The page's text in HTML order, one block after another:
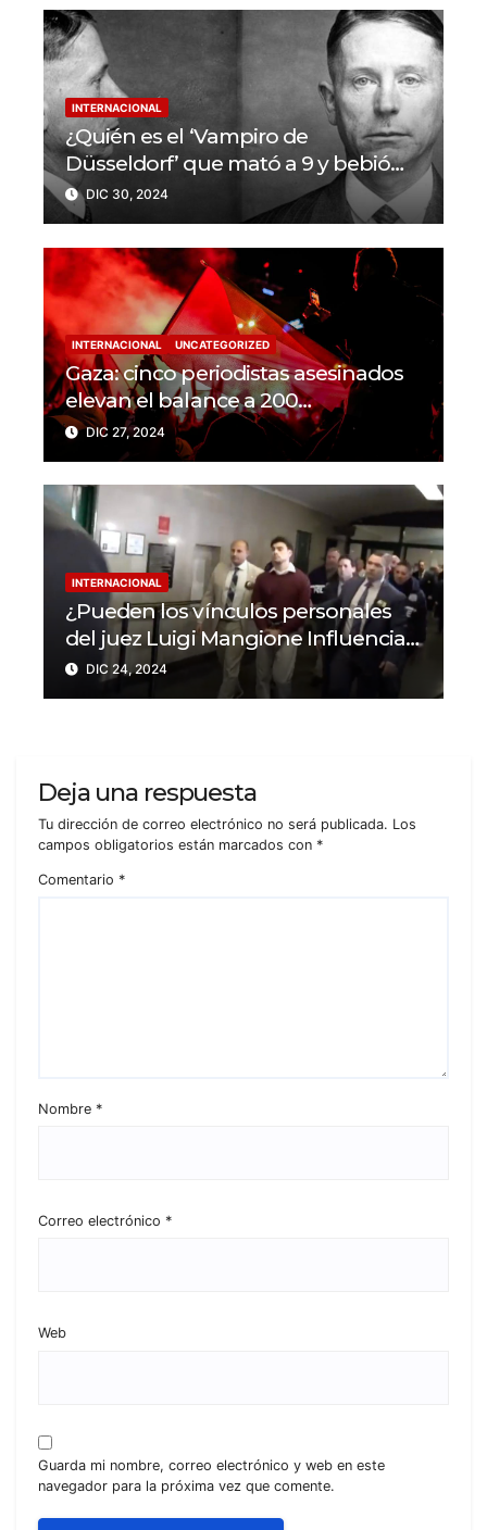
INTERNACIONAL
¿Quién es el ‘Vampiro de
Düsseldorf’ que mató a 9 y bebió
sangre de sus víctimas?
DIC 30, 2024
INTERNACIONAL UNCATEGORIZED
Gaza: cinco periodistas asesinados
elevan el balance a 200
trabajadores de la prensa muertos
en 2024
DIC 27, 2024
INTERNACIONAL
¿Pueden los vínculos personales
del juez Luigi Mangione Influenciar
el caso del CEO de
UnitedHealthcare?
DIC 24, 2024
Deja una respuesta
Tu dirección de correo electrónico no será publicada. Los
campos obligatorios están marcados con *
Comentario *
Nombre *
Correo electrónico *
Web
Guarda mi nombre, correo electrónico y web en este
navegador para la próxima vez que comente.